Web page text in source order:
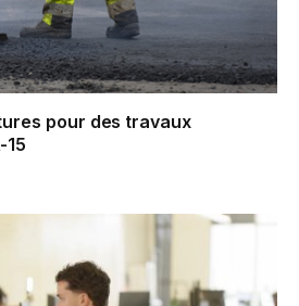
pour des travaux
15